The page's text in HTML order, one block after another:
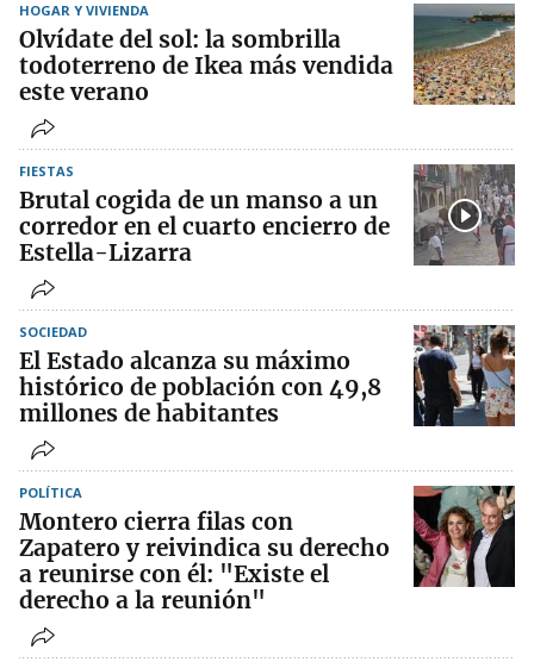
HOGAR Y VIVIENDA
Olvídate del sol: la sombrilla
todoterreno de Ikea más vendida
este verano
FIESTAS
Brutal cogida de un manso a un
corredor en el cuarto encierro de
Estella-Lizarra
SOCIEDAD
El Estado alcanza su máximo
histórico de población con 49,8
millones de habitantes
POLÍTICA
Montero cierra filas con
Zapatero y reivindica su derecho
a reunirse con él: "Existe el
derecho a la reunión"